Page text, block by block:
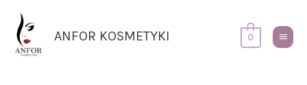
Przejdź
treści
ANFOR KOSMETYKI
Menu
0